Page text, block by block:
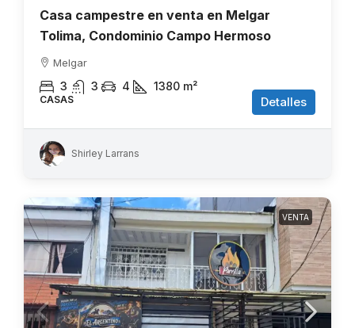
Casa campestre en venta en Melgar
Tolima, Condominio Campo Hermoso
Melgar
3 3 4 1380 m²
CASAS Detalles
Shirley Larrans
VENTA